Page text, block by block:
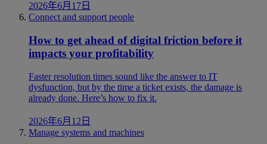
2026年6月17日
Connect and support people
How to get ahead of digital friction before it
impacts your profitability
Faster resolution times sound like the answer to IT
dysfunction, but by the time a ticket exists, the damage is
already done. Here’s how to fix it.
2026年6月12日
Manage systems and machines